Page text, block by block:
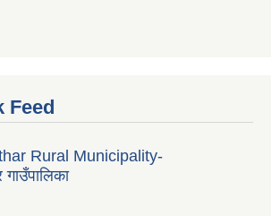
Feed
Rural Municipality-
गाउँपालिका